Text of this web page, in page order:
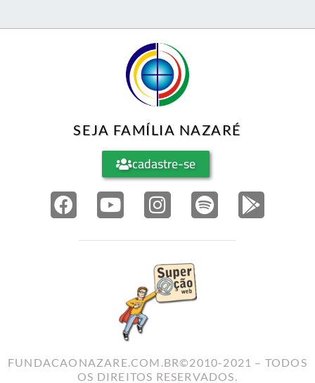
SEJA FAMÍLIA NAZARÉ
cadastre-se
FUNDACAONAZARE.COM.BR©2010-2021 – TODOS
OS DIREITOS RESERVADOS.